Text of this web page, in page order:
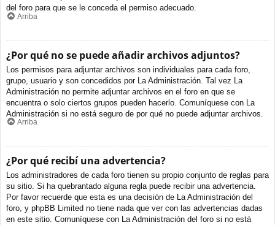
del foro para que se le conceda el permiso adecuado.
Arriba
¿Por qué no se puede añadir archivos adjuntos?
Los permisos para adjuntar archivos son individuales para cada foro,
grupo, usuario y son concedidos por La Administración. Tal vez La
Administración no permite adjuntar archivos en el foro en que se
encuentra o solo ciertos grupos pueden hacerlo. Comuníquese con La
Administración si no está seguro de por qué no puede adjuntar archivos.
Arriba
¿Por qué recibí una advertencia?
Los administradores de cada foro tienen su propio conjunto de reglas para
su sitio. Si ha quebrantado alguna regla puede recibir una advertencia.
Por favor recuerde que esta es una decisión de La Administración del
foro, y phpBB Limited no tiene nada que ver con las advertencias dadas
en este sitio. Comuníquese con La Administración del foro si no está